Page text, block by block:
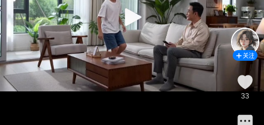
关注
33